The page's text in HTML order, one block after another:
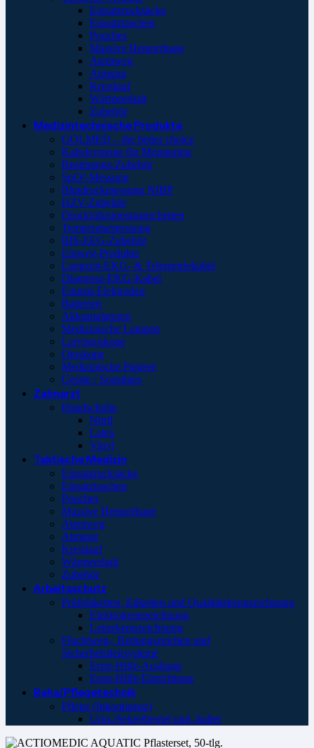
Einsatzrucksäcke
Einsatztaschen
Pouches
Massive Hemorrhage
Atemweg
Atmung
Kreislauf
Wärmeerhalt
Zubehör
Medizintechnische Produkte
GOLMED – the better choice
Kabelsysteme für Monitoring
Beatmungs-Zubehör
SpO²-Messung
Blutdruckmessung NIBP
HZV-Zubehör
Druckinfusionsmanschetten
Temperaturmessung
BIS-EEG-Zubehör
Einweg-Produkte
Langzeit-EKG- & Telemetriekabel
Diagnose-EKG-Kabel
Einmal-Elektroden
Batterien
Akkumulatoren
Medizinische Lampen
Laryngoskope
Otoskope
Medizinische Papiere
Geräte / Sonstiges
Zahnarzt
Handschuhe
Nitril
Latex
Vinyl
Taktische Medizin
Einsatzrucksäcke
Einsatztaschen
Pouches
Massive Hemorrhage
Atemweg
Atmung
Kreislauf
Wärmeerhalt
Zubehör
Arbeitsschutz
Prüfplaketten, Etiketten und Qualitätskennzeichnung
Elektrokennzeichnung
Leiterkennzeichnung
Fluchtweg-, Rettungszeichen und
Sicherheistleitsysteme
Erste-Hilfe-Aushang
Erste-Hilfe-Einrichtung
Reha/Pflegetechnik
Pflege (Inkontinenz)
Urin-/Sekretbeutel und -halter